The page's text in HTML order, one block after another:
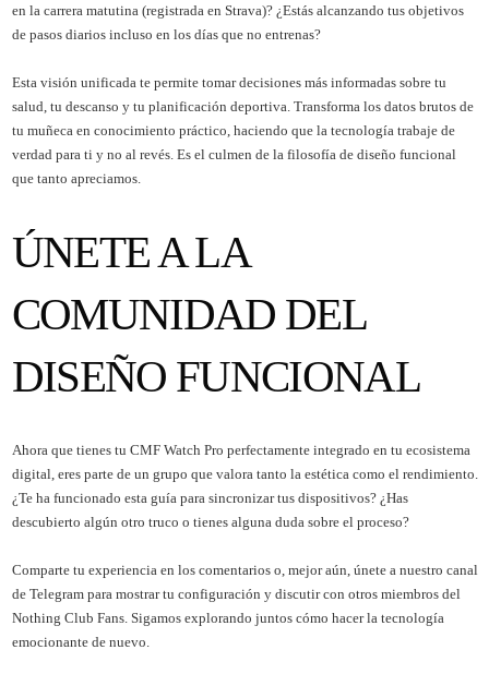
en la carrera matutina (registrada en Strava)? ¿Estás alcanzando tus objetivos
de pasos diarios incluso en los días que no entrenas?
Esta visión unificada te permite tomar decisiones más informadas sobre tu
salud, tu descanso y tu planificación deportiva. Transforma los datos brutos de
tu muñeca en conocimiento práctico, haciendo que la tecnología trabaje de
verdad para ti y no al revés. Es el culmen de la filosofía de diseño funcional
que tanto apreciamos.
ÚNETE A LA
COMUNIDAD DEL
DISEÑO FUNCIONAL
Ahora que tienes tu CMF Watch Pro perfectamente integrado en tu ecosistema
digital, eres parte de un grupo que valora tanto la estética como el rendimiento.
¿Te ha funcionado esta guía para sincronizar tus dispositivos? ¿Has
descubierto algún otro truco o tienes alguna duda sobre el proceso?
Comparte tu experiencia en los comentarios o, mejor aún, únete a nuestro canal
de Telegram para mostrar tu configuración y discutir con otros miembros del
Nothing Club Fans. Sigamos explorando juntos cómo hacer la tecnología
emocionante de nuevo.